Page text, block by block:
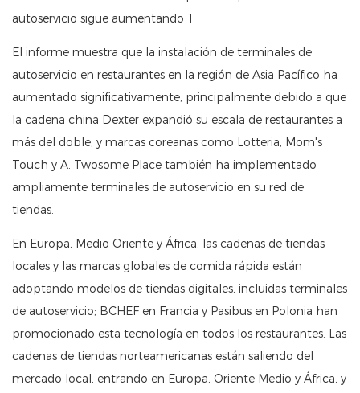
El informe muestra que la instalación de terminales de
autoservicio en restaurantes en la región de Asia Pacífico ha
aumentado significativamente, principalmente debido a que
la cadena china Dexter expandió su escala de restaurantes a
más del doble, y marcas coreanas como Lotteria, Mom's
Touch y A. Twosome Place también ha implementado
ampliamente terminales de autoservicio en su red de
tiendas.
En Europa, Medio Oriente y África, las cadenas de tiendas
locales y las marcas globales de comida rápida están
adoptando modelos de tiendas digitales, incluidas terminales
de autoservicio; BCHEF en Francia y Pasibus en Polonia han
promocionado esta tecnología en todos los restaurantes. Las
cadenas de tiendas norteamericanas están saliendo del
mercado local, entrando en Europa, Oriente Medio y África, y